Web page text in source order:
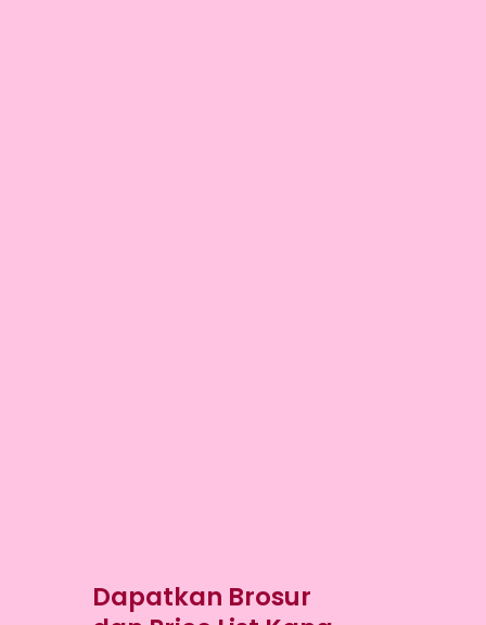
Dapatkan Brosur